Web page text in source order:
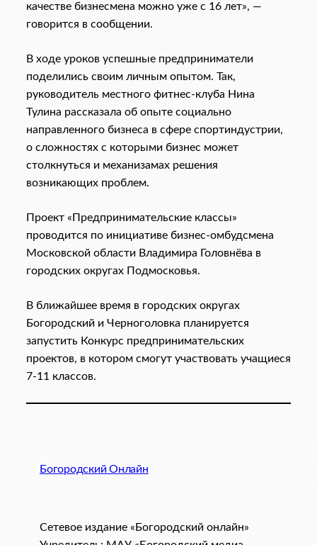
качестве бизнесмена можно уже с 16 лет», —
говорится в сообщении.
В ходе уроков успешные предприниматели
поделились своим личным опытом. Так,
руководитель местного фитнес-клуба Нина
Тулина рассказала об опыте социально
направленного бизнеса в сфере спортиндустрии,
о сложностях с которыми бизнес может
столкнуться и механизамах решения
возникающих проблем.
Проект «Предпринимательские классы»
проводится по инициативе бизнес-омбудсмена
Московской области Владимира Головнёва в
городских округах Подмосковья.
В ближайшее время в городских округах
Богородский и Черноголовка планируется
запустить Конкурс предпринимательских
проектов, в котором смогут участвовать учащиеся
7-11 классов.
Богородский Онлайн
Сетевое издание «Богородский онлайн»